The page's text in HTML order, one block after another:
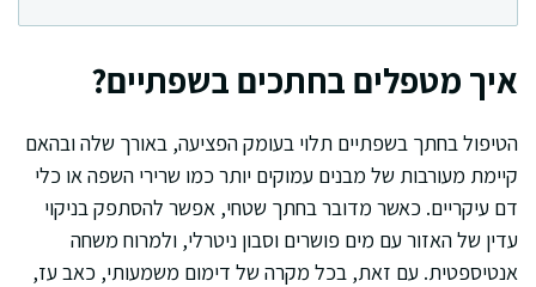
איך מטפלים בחתכים בשפתיים?
הטיפול בחתך בשפתיים תלוי בעומק הפציעה, באורך שלה ובהאם
קיימת מעורבות של מבנים עמוקים יותר כמו שרירי השפה או כלי
דם עיקריים. כאשר מדובר בחתך שטחי, אפשר להסתפק בניקוי
עדין של האזור עם מים פושרים וסבון ניטרלי, ולמרוח משחה
אנטיספטית. עם זאת, בכל מקרה של דימום משמעותי, כאב עז,